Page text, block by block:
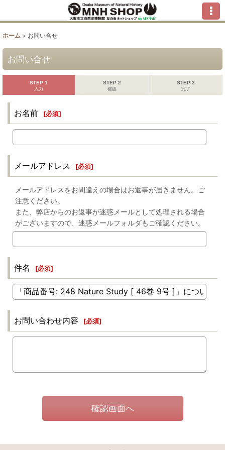
ホーム > お問い合せ
お問い合せ
STEP 1
入力
STEP 2
確認
STEP 3
完了
お名前 [必須]
メールアドレス [必須]
メールアドレスをお間違えの場合はお返事が届きません。ご
注意ください。
また、弊店からのお返事が迷惑メールとして処理される場合
がございますので、迷惑メールフォルダもご確認ください。
件名 [必須]
お問い合わせ内容 [必須]
確認画面へ